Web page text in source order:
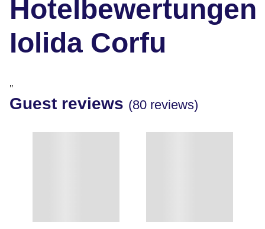
Hotelbewertungen
Iolida Corfu
"
Guest reviews (80 reviews)